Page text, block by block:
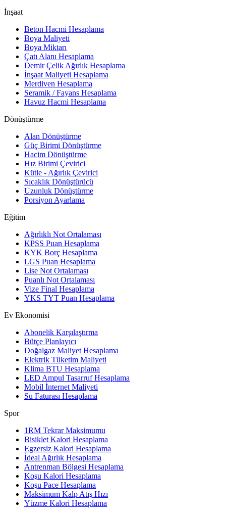
İnşaat
Beton Hacmi Hesaplama
Boya Maliyeti
Boya Miktarı
Çatı Alanı Hesaplama
Demir Çelik Ağırlık Hesaplama
İnşaat Maliyeti Hesaplama
Merdiven Hesaplama
Seramik / Fayans Hesaplama
Havuz Hacmi Hesaplama
Dönüştürme
Alan Dönüştürme
Güç Birimi Dönüştürme
Hacim Dönüştürme
Hız Birimi Çevirici
Kütle - Ağırlık Çevirici
Sıcaklık Dönüştürücü
Uzunluk Dönüştürme
Porsiyon Ayarlama
Eğitim
Ağırlıklı Not Ortalaması
KPSS Puan Hesaplama
KYK Borç Hesaplama
LGS Puan Hesaplama
Lise Not Ortalaması
Puanlı Not Ortalaması
Vize Final Hesaplama
YKS TYT Puan Hesaplama
Ev Ekonomisi
Abonelik Karşılaştırma
Bütçe Planlayıcı
Doğalgaz Maliyet Hesaplama
Elektrik Tüketim Maliyeti
Klima BTU Hesaplama
LED Ampul Tasarruf Hesaplama
Mobil İnternet Maliyeti
Su Faturası Hesaplama
Spor
1RM Tekrar Maksimumu
Bisiklet Kalori Hesaplama
Egzersiz Kalori Hesaplama
İdeal Ağırlık Hesaplama
Antrenman Bölgesi Hesaplama
Koşu Kalori Hesaplama
Koşu Pace Hesaplama
Maksimum Kalp Atış Hızı
Yüzme Kalori Hesaplama